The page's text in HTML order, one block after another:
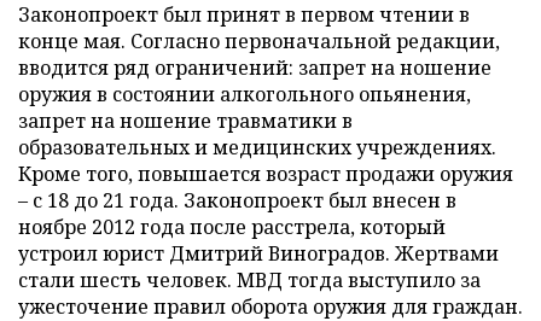
Законопроект был принят в первом чтении в
конце мая. Согласно первоначальной редакции,
вводится ряд ограничений: запрет на ношение
оружия в состоянии алкогольного опьянения,
запрет на ношение травматики в
образовательных и медицинских учреждениях.
Кроме того, повышается возраст продажи оружия
– с 18 до 21 года. Законопроект был внесен в
ноябре 2012 года после расстрела, который
устроил юрист Дмитрий Виноградов. Жертвами
стали шесть человек. МВД тогда выступило за
ужесточение правил оборота оружия для граждан.